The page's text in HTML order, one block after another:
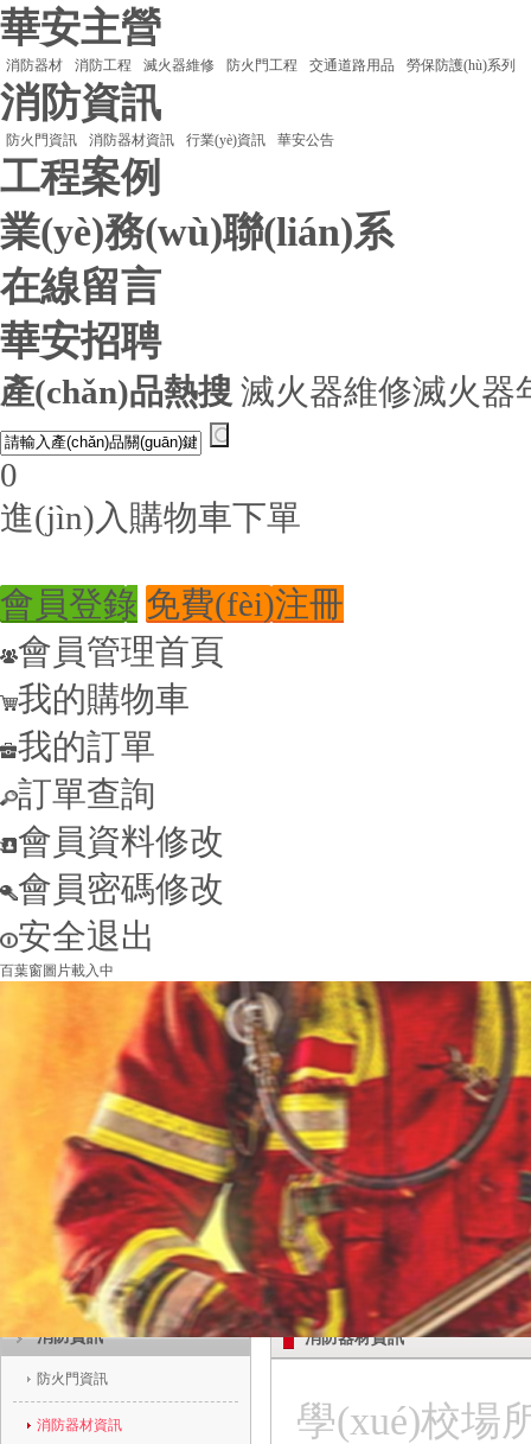
華安主營
消防器材 消防工程 滅火器維修 防火門工程 交通道路用品 勞保防護(hù)系列
消防資訊
防火門資訊 消防器材資訊 行業(yè)資訊 華安公告
工程案例
業(yè)務(wù)聯(lián)系
在線留言
華安招聘
產(chǎn)品熱搜 滅火器維修滅火器
0
進(jìn)入購物車下單
會員登錄 免費(fèi)注冊
會員管理首頁
我的購物車
我的訂單
訂單查詢
會員資料修改
會員密碼修改
安全退出
百葉窗圖片載入中
消防資訊
防火門資訊
消防器材資訊
消防器材資訊
學(xué)校場